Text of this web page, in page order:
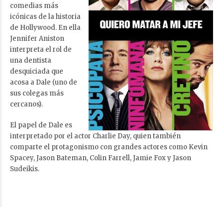
comedias más
icónicas de la historia
de Hollywood. En ella
Jennifer Aniston
interpreta el rol de
una dentista
desquiciada que
acosa a Dale (uno de
sus colegas más
cercanos).
El papel de Dale es
interpretado por el actor Charlie Day, quien también
comparte el protagonismo con grandes actores como Kevin
Spacey, Jason Bateman, Colin Farrell, Jamie Fox y Jason
Sudeikis.